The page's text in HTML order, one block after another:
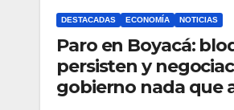
DESTACADAS ECONOMÍA NOTICIAS
Paro en Boyacá:
persisten y
gobierno nada que